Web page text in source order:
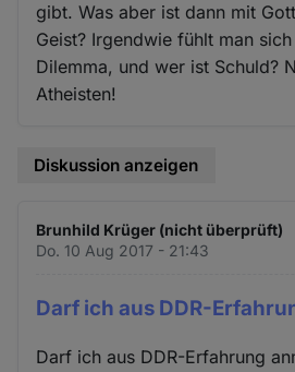
gibt. Was aber ist dann mit
Geist? Irgendwie fühlt man
Dilemma, und wer ist Schuld?
Atheisten!
Diskussion anzeigen
Brunhild Krüger (nicht überprüft)
Do. 10 Aug 2017 - 21:43
Darf ich aus DDR-
Darf ich aus DDR-Erfahrung